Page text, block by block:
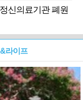
신의료기관 폐원
라이프